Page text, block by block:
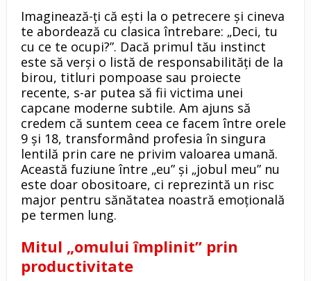
Imaginează-ți că ești la o petrecere și cineva
te abordează cu clasica întrebare: „Deci, tu
cu ce te ocupi?”. Dacă primul tău instinct
este să verși o listă de responsabilități de la
birou, titluri pompoase sau proiecte
recente, s-ar putea să fii victima unei
capcane moderne subtile. Am ajuns să
credem că suntem ceea ce facem între orele
9 și 18, transformând profesia în singura
lentilă prin care ne privim valoarea umană.
Această fuziune între „eu” și „jobul meu” nu
este doar obositoare, ci reprezintă un risc
major pentru sănătatea noastră emoțională
pe termen lung.
Mitul „omului împlinit” prin
productivitate